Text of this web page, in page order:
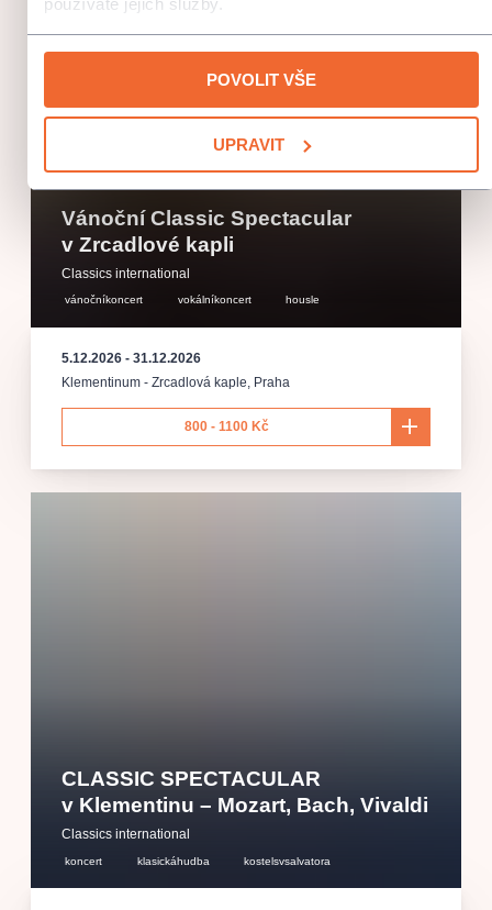
POVOLIT VŠE
UPRAVIT
Vánoční Classic Spectacular
v Zrcadlové kapli
Classics international
vánočníkoncert vokálníkoncert housle
5.12.2026 - 31.12.2026
Klementinum - Zrcadlová kaple, Praha
800 - 1100 Kč
CLASSIC SPECTACULAR
v Klementinu – Mozart, Bach, Vivaldi
Classics international
koncert klasickáhudba kostelsvsalvatora